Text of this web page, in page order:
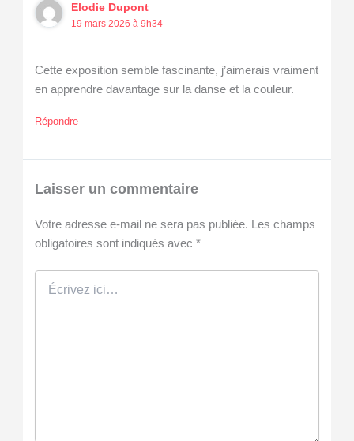
Elodie Dupont
19 mars 2026 à 9h34
Cette exposition semble fascinante, j’aimerais vraiment
en apprendre davantage sur la danse et la couleur.
Répondre
Laisser un commentaire
Votre adresse e-mail ne sera pas publiée. Les champs
obligatoires sont indiqués avec *
ici…